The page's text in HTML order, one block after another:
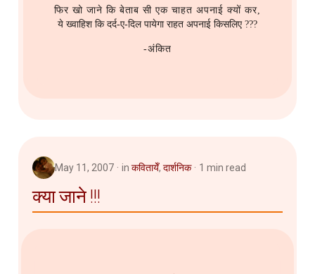
फिर खो जाने कि बेताब सी एक चाहत अपनाई क्यों कर,
ये ख्वाहिश कि दर्द-ए-दिल पायेगा राहत अपनाई किसलिए ???
-अंकित
May 11, 2007 in कवितायेँ, दार्शनिक 1 min read
क्या जाने !!!